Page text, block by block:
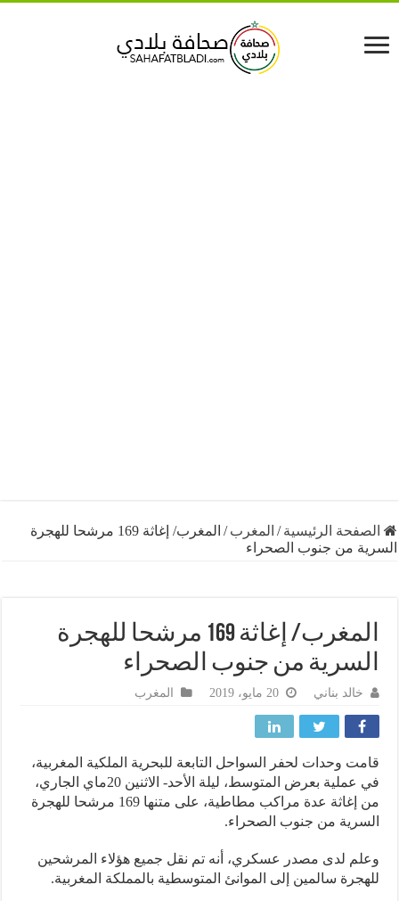
الرئيسية /المغرب/
المغرب/ إغاثة 169 مرشحا للهجرة
من جنوب الصحراء
المغرب/ إغاثة 169 مرشحا للهجرة
من جنوب الصحراء
خالد بناني المغرب
وحدات لحفر السواحل التابعة للبحرية الملكية المغربية،
في عملية بعرض المتوسط، ليلة الأحد- الاثنين 20ماي الجاري،
من إغاثة عدة مراكب مطاطية، على متنها 169 مرشحا للهجرة
من جنوب الصحراء.
لدى مصدر عسكري، أنه تم نقل جميع هؤلاء المرشحين
سالمين إلى الموانئ المتوسطية بالمملكة المغربية.